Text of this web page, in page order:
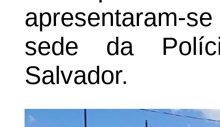
apresentaram-
sede da
Salvador.